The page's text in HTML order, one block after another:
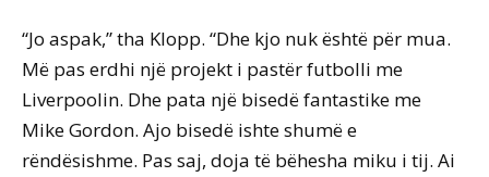
“Jo aspak,” tha Klopp. “Dhe kjo nuk është për mua.
Më pas erdhi një projekt i pastër futbolli me
Liverpoolin. Dhe pata një bisedë fantastike me
Mike Gordon. Ajo bisedë ishte shumë e
rëndësishme. Pas saj, doja të bëhesha miku i tij. Ai